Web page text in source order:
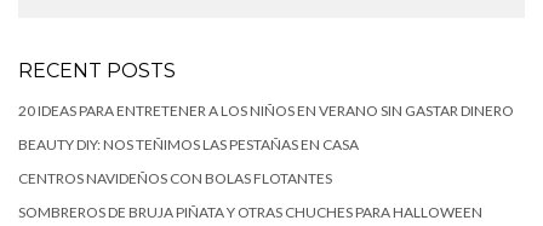
RECENT POSTS
20 IDEAS PARA ENTRETENER A LOS NIÑOS EN VERANO SIN GASTAR DINERO
BEAUTY DIY: NOS TEÑIMOS LAS PESTAÑAS EN CASA
CENTROS NAVIDEÑOS CON BOLAS FLOTANTES
SOMBREROS DE BRUJA PIÑATA Y OTRAS CHUCHES PARA HALLOWEEN